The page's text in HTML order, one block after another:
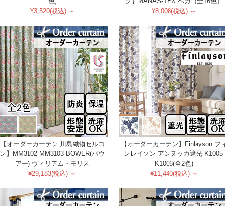
¥3,520(税込) ～
¥8,008(税込) ～
【オーダーカーテン 川島織物セルコ
ン】MM3102-MM3103 BOWER(バウ
アー) ウィリアム・モリス
¥29,183(税込) ～
【オーダーカーテン】Finlayson フ
ンレイソン アンヌッカ遮光 K1005-
K1006(全2色)
¥11,440(税込) ～